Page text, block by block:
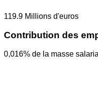
119.9 Millions d'euros
Contribution des
0,016% de la masse